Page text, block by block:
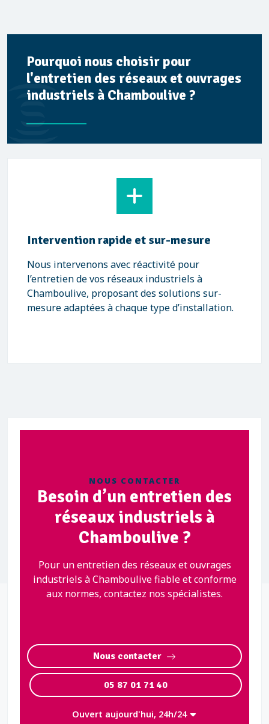
Pourquoi nous choisir pour
l'entretien des réseaux et ouvrages
industriels à Chamboulive ?
Intervention rapide et sur-mesure
Nous intervenons avec réactivité pour
l’entretien de vos réseaux industriels à
Chamboulive, proposant des solutions sur-
mesure adaptées à chaque type d’installation.
NOUS CONTACTER
Besoin d’un entretien des
réseaux industriels à
Chamboulive ?
Pour un entretien des réseaux et ouvrages
industriels à Chamboulive fiable et conforme
aux normes, contactez nos spécialistes.
Nous contacter
05 87 01 71 40
Ouvert aujourd'hui, 24h/24